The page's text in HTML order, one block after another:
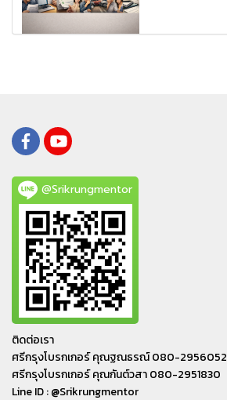
@Srikrungmentor
ติดต่อเรา
ศรีกรุงโบรกเกอร์ คุณฐณธรณ์ 080-2956052
ศรีกรุงโบรกเกอร์ คุณกันต์วสา 080-2951830
Line ID : @Srikrungmentor